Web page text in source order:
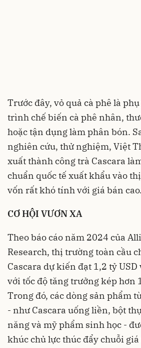
Trước đây, vỏ quả cà phê là
trình chế biến cà phê nhân,
hoặc tận dụng làm phân bón.
nghiên cứu, thử nghiệm, Việt
xuất thành công trà Cascara
chuẩn quốc tế xuất khẩu vào
vốn rất khó tính với giá bán cao.
CƠ HỘI VƯƠN XA
Theo báo cáo năm 2024 của
Research, thị trường toàn cầu
Cascara dự kiến đạt 1,2 tỷ
với tốc độ tăng trưởng kép hơn
Trong đó, các dòng sản phẩm
- như Cascara uống liền, bột
năng và mỹ phẩm sinh học -
khúc chủ lực thúc đẩy chuỗi